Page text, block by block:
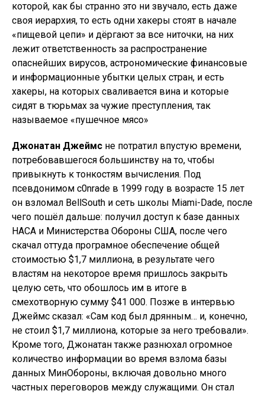
которой, как бы странно это ни звучало, есть даже
своя иерархия, то есть одни хакеры стоят в начале
«пищевой цепи» и дёргают за все ниточки, на них
лежит ответственность за распространение
опаснейших вирусов, астрономические финансовые
и информационные убытки целых стран, и есть
хакеры, на которых сваливается вина и которые
сидят в тюрьмах за чужие преступления, так
называемое «пушечное мясо»
Джонатан Джеймс не потратил впустую времени,
потребовавшегося большинству на то, чтобы
привыкнуть к тонкостям вычисления. Под
псевдонимом c0nrade в 1999 году в возрасте 15 лет
он взломал BellSouth и сеть школы Miami-Dade, после
чего пошёл дальше: получил доступ к базе данных
НАСА и Министерства Обороны США, после чего
скачал оттуда програмное обеспечение общей
стоимостью $1,7 миллиона, в результате чего
властям на некоторое время пришлось закрыть
целую сеть, что обошлось им в итоге в
смехотворную сумму $41 000. Позже в интервью
Джеймс сказал: «Сам код был дрянным… и, конечно,
не стоил $1,7 миллиона, которые за него требовали».
Кроме того, Джонатан также разнюхал огромное
количество информации во время взлома базы
данных МинОбороны, включая довольно много
частных переговоров между служащими. Он стал